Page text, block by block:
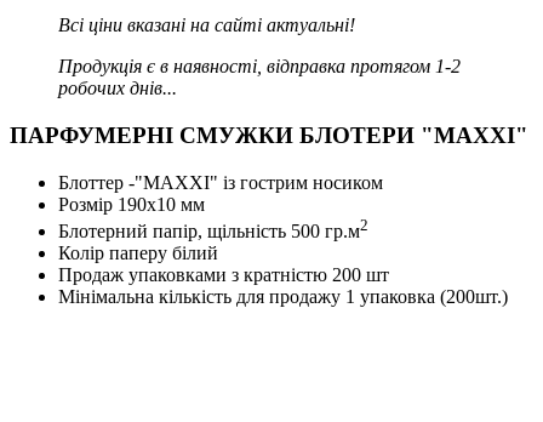
Всі ціни вказані на сайті актуальні!
Продукція є в наявності, відправка протягом 1-2
робочих днів...
ПАРФУМЕРНІ СМУЖКИ БЛОТЕРИ "MAXXI"
Блоттер -"MAXXI" із гострим носиком
Розмір 190х10 мм
Блотерний папір, щільність 500 гр.м2
Колір паперу білий
Продаж упаковками з кратністю 200 шт
Мінімальна кількість для продажу 1 упаковка (200шт.)